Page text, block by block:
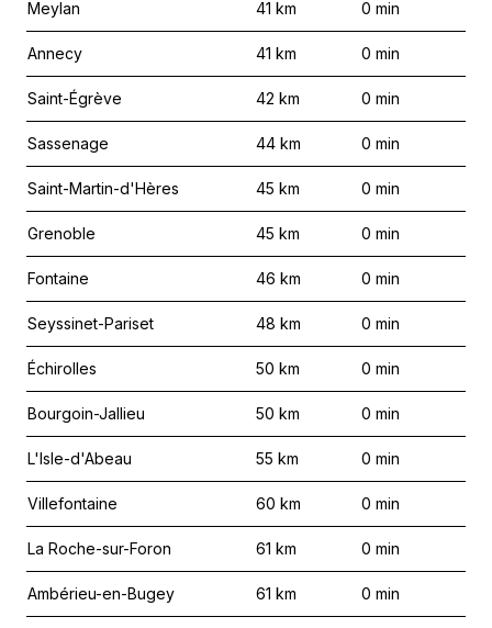
Meylan 41 km 0 min
Annecy 41 km 0 min
Saint-Égrève 42 km 0 min
Sassenage 44 km 0 min
Saint-Martin-d'Hères 45 km 0 min
Grenoble 45 km 0 min
Fontaine 46 km 0 min
Seyssinet-Pariset 48 km 0 min
Échirolles 50 km 0 min
Bourgoin-Jallieu 50 km 0 min
L'Isle-d'Abeau 55 km 0 min
Villefontaine 60 km 0 min
La Roche-sur-Foron 61 km 0 min
Ambérieu-en-Bugey 61 km 0 min